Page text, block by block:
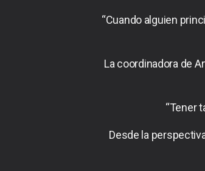
“Cuando alguien
La coordinadora de
“Tener
Desde la